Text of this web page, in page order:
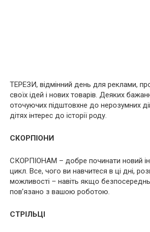
ТЕРЕЗИ, відмінний день для реклами,
своїх ідей і нових товарів. Деяких
оточуючих підштовхне до нерозумних
дітях інтерес до історії роду.
СКОРПІОНИ
СКОРПІОНАМ – добре починати новий
цикл. Все, чого ви навчитеся в ці дні,
можливості – навіть якщо
пов’язано з вашою роботою.
СТРІЛЬЦІ